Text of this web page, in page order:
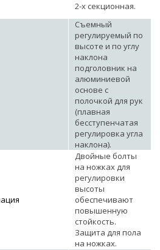
2-х секционная.
Съемный
регулируемый по
высоте и по углу
наклона
подголовник на
алюминиевой
основе с
полочкой для рук
(плавная
бесступенчатая
регулировка угла
наклона).
Двойные болты
на ножках для
регулировки
высоты
обеспечивают
повышенную
стойкость.
Защита для пола
на ножках.